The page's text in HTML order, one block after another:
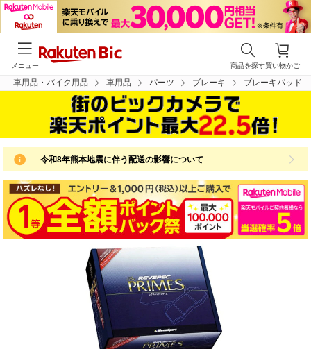
買い物かご
商品を探す
メニュー
車用品・バイク用品 車用品 パーツ ブレーキ ブレーキパッド
令和8年熊本地震に伴う配送の影響について